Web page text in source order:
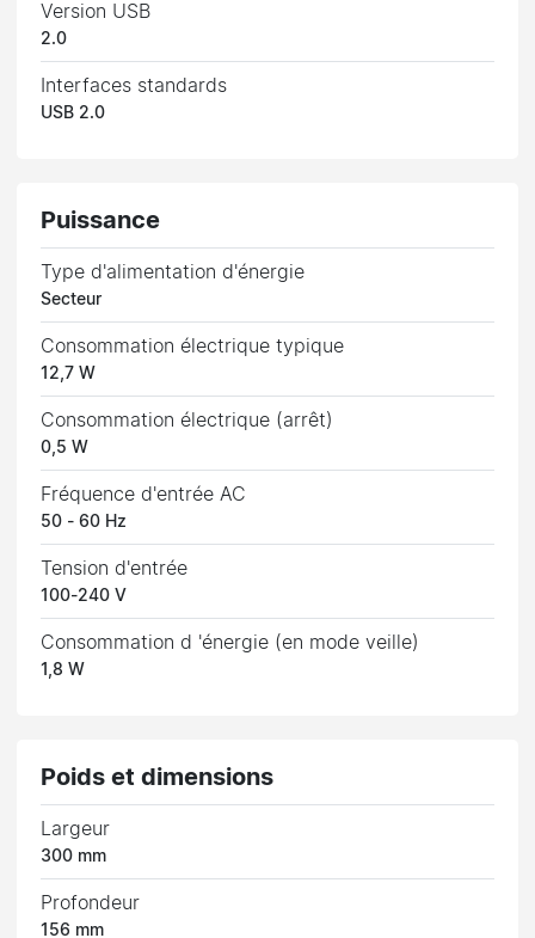
Version USB
2.0
Interfaces standards
USB 2.0
Puissance
Type d'alimentation d'énergie
Secteur
Consommation électrique typique
12,7 W
Consommation électrique (arrêt)
0,5 W
Fréquence d'entrée AC
50 - 60 Hz
Tension d'entrée
100-240 V
Consommation d 'énergie (en mode veille)
1,8 W
Poids et dimensions
Largeur
300 mm
Profondeur
156 mm